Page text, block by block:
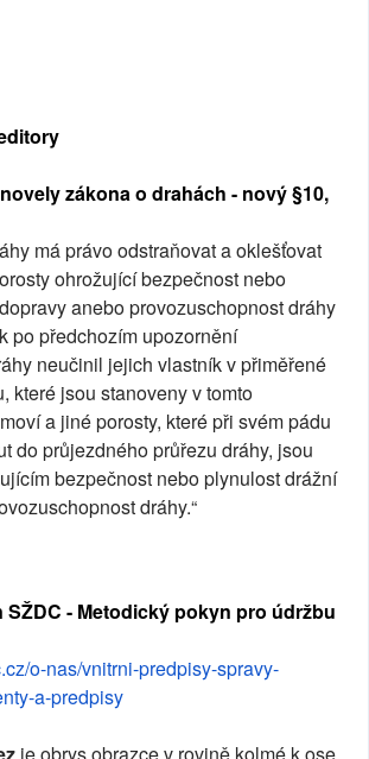
zákona o drahách - nový §10,
má právo odstraňovat a oklešťovat
ohrožující bezpečnost nebo
anebo provozuschopnost dráhy
po předchozím upozornění
neučinil jejich vlastník v přiměřené
které jsou stanoveny v tomto
a jiné porosty, které při svém pádu
do průjezdného průřezu dráhy, jsou
bezpečnost nebo plynulost drážní
dráhy.“
SŽDC - Metodický pokyn pro údržbu
o-nas/vnitrni-predpisy-spravy-
a-predpisy